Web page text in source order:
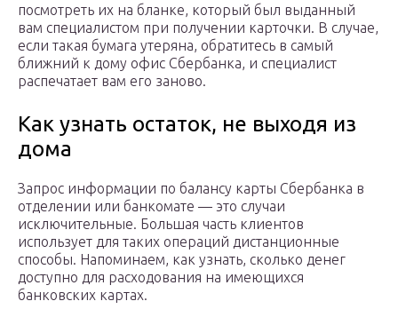
посмотреть их на бланке, который был выданный
вам специалистом при получении карточки. В случае,
если такая бумага утеряна, обратитесь в самый
ближний к дому офис Сбербанка, и специалист
распечатает вам его заново.
Как узнать остаток, не выходя из
дома
Запрос информации по балансу карты Сбербанка в
отделении или банкомате — это случаи
исключительные. Большая часть клиентов
использует для таких операций дистанционные
способы. Напоминаем, как узнать, сколько денег
доступно для расходования на имеющихся
банковских картах.